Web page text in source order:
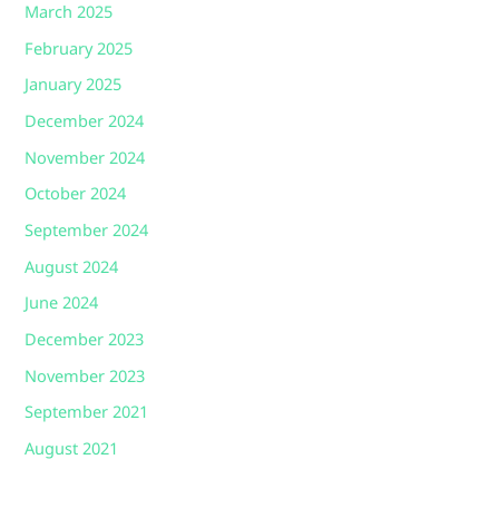
March 2025
February 2025
January 2025
December 2024
November 2024
October 2024
September 2024
August 2024
June 2024
December 2023
November 2023
September 2021
August 2021